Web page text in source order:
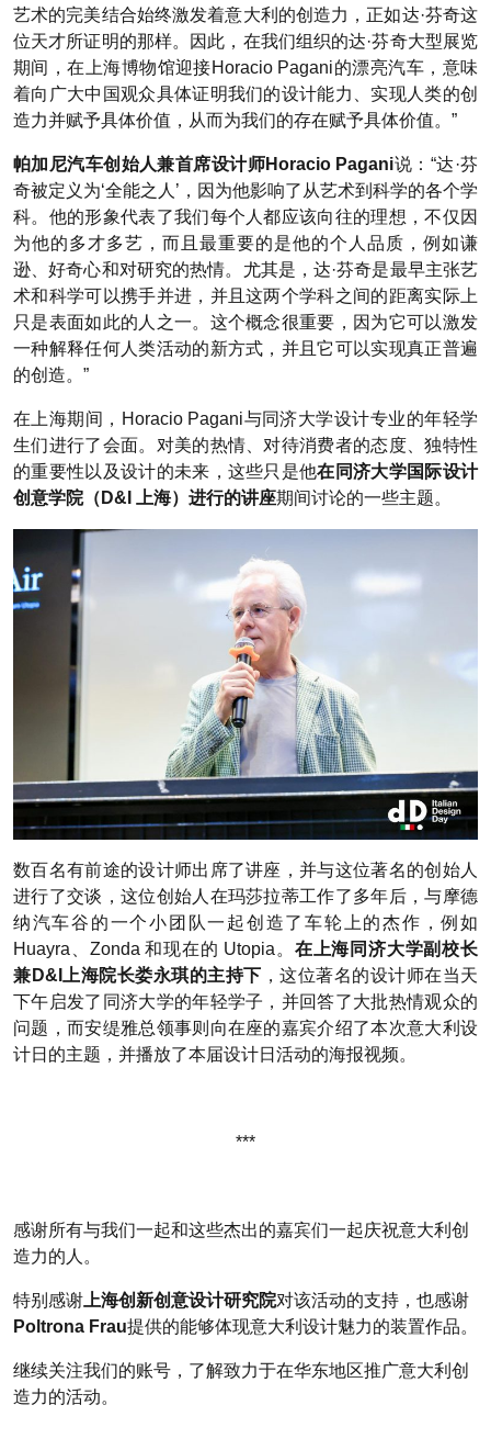
艺术的完美结合始终激发着意大利的创造力，正如达·芬奇这
位天才所证明的那样。因此，在我们组织的达·芬奇大型展览
期间，在上海博物馆迎接Horacio Pagani的漂亮汽车，意味
着向广大中国观众具体证明我们的设计能力、实现人类的创
造力并赋予具体价值，从而为我们的存在赋予具体价值。”
帕加尼汽车创始人兼首席设计师Horacio Pagani说：“达·芬
奇被定义为‘全能之人’，因为他影响了从艺术到科学的各个学
科。他的形象代表了我们每个人都应该向往的理想，不仅因
为他的多才多艺，而且最重要的是他的个人品质，例如谦
逊、好奇心和对研究的热情。尤其是，达·芬奇是最早主张艺
术和科学可以携手并进，并且这两个学科之间的距离实际上
只是表面如此的人之一。这个概念很重要，因为它可以激发
一种解释任何人类活动的新方式，并且它可以实现真正普遍
的创造。”
在上海期间，Horacio Pagani与同济大学设计专业的年轻学
生们进行了会面。对美的热情、对待消费者的态度、独特性
的重要性以及设计的未来，这些只是他在同济大学国际设计
创意学院（D&I 上海）进行的讲座期间讨论的一些主题。
数百名有前途的设计师出席了讲座，并与这位著名的创始人
进行了交谈，这位创始人在玛莎拉蒂工作了多年后，与摩德
纳汽车谷的一个小团队一起创造了车轮上的杰作，例如
Huayra、Zonda 和现在的 Utopia。 在上海同济大学副校长
兼D&I上海院长娄永琪的主持下 ，这位著名的设计师在当天
下午启发了同济大学的年轻学子，并回答了大批热情观众的
问题，而安缇雅总领事则向在座的嘉宾介绍了本次意大利设
计日的主题，并播放了本届设计日活动的海报视频。
***
感谢所有与我们一起和这些杰出的嘉宾们一起庆祝意大利创
造力的人。
特别感谢 上海创新创意设计研究院对该活动的支持，也感谢
Poltrona Frau提供的能够体现意大利设计魅力的装置作品。
继续关注我们的账号，了解致力于在华东地区推广意大利创
造力的活动。